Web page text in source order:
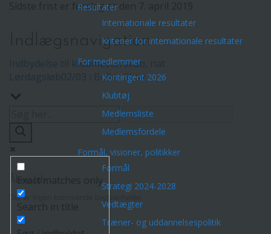
Resultater
Internationale resultater
Kriterier for internationale resultater
For medlemmer
Kontingent 2026
Klubtøj
Medlemsliste
Medlemsfordele
Formål, visioner, politikker
Formål
Strategi 2024-2028
Vedtægter
Træner- og uddannelsespolitik
Sidste frist er forslag er den 7. april 2019
Indlægsnavigation
Indbydelse til klubmesterskab, nat
Lørdagsløb02/03 i Boller Skov
Exact matches only
Der er ingen kommende begivenheder.